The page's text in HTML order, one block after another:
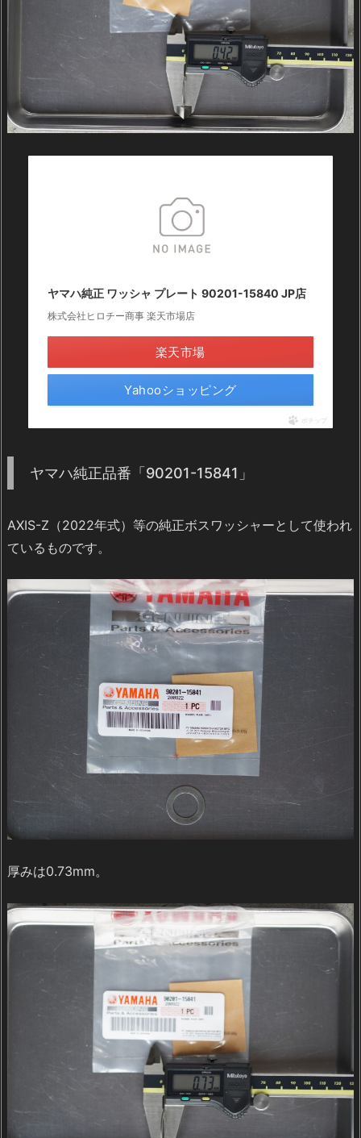
ヤマハ純正 ワッシャ プレート 90201-15840 JP店
株式会社ヒロチー商事 楽天市場店
楽天市場
Yahooショッピング
ポチップ
ヤマハ純正品番「90201-15841」
AXIS-Z（2022年式）等の純正ボスワッシャーとして使われ
ているものです。
厚みは0.73mm。